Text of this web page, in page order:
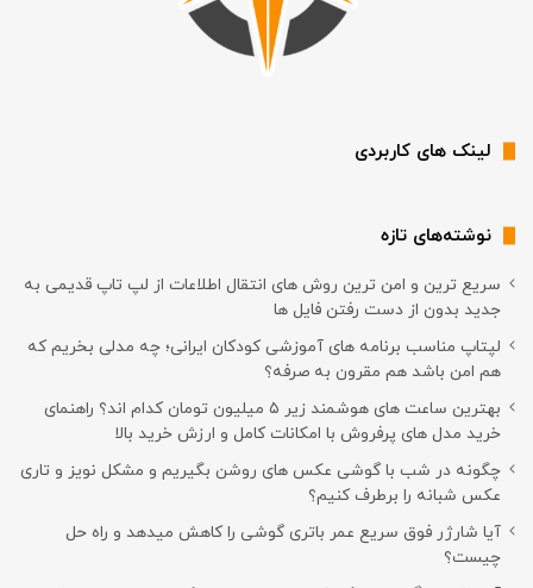
لینک های کاربردی
نوشته‌های تازه
سریع ترین و امن ترین روش های انتقال اطلاعات از لپ تاپ قدیمی به
جدید بدون از دست رفتن فایل ها
لپتاپ مناسب برنامه های آموزشی کودکان ایرانی؛ چه مدلی بخریم که
هم امن باشد هم مقرون به صرفه؟
بهترین ساعت های هوشمند زیر ۵ میلیون تومان کدام اند؟ راهنمای
خرید مدل های پرفروش با امکانات کامل و ارزش خرید بالا
چگونه در شب با گوشی عکس های روشن بگیریم و مشکل نویز و تاری
عکس شبانه را برطرف کنیم؟
آیا شارژر فوق سریع عمر باتری گوشی را کاهش میدهد و راه حل
چیست؟